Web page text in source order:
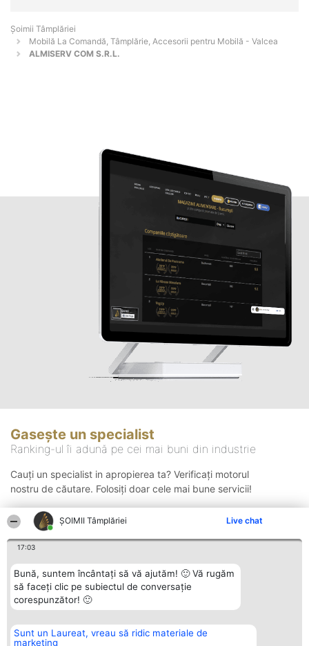
ȘOIMII Tâmplăriei Live chat
17:03
Bună, suntem încântați să vă ajutăm! 🙂 Vă rugăm
să faceți clic pe subiectul de conversație
corespunzător! 🙂
Sunt un Laureat, vreau să ridic materiale de
marketing
Șoimii Tâmplăriei
Mobilă La Comandă, Tâmplărie, Accesorii pentru Mobilă - Valcea
ALMISERV COM S.R.L.
Gasește un specialist
Ranking-ul îi adună pe cei mai buni din industrie
Cauți un specialist in apropierea ta? Verificați motorul
nostru de căutare. Folosiți doar cele mai bune servicii!
Organizator Ranking
BRIGHT SOLUTIONS BR SRL
Plebiscyt Contact